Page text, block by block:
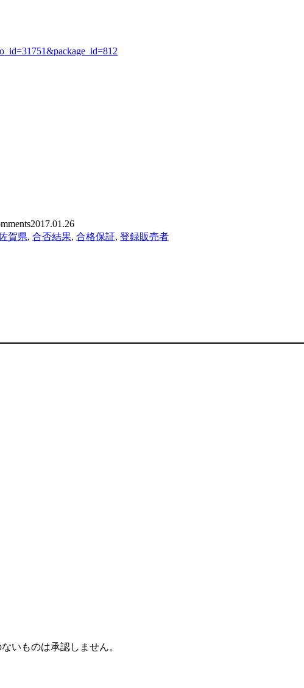
2017.01.26
賀県, 合否結果, 合格保証, 登録販売者
いものは承認しません。